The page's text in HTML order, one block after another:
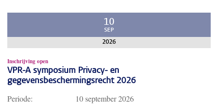
10
SEP
2026
Inschrijving open
VPR-A symposium Privacy- en
gegevensbeschermingsrecht 2026
Periode:
10 september 2026